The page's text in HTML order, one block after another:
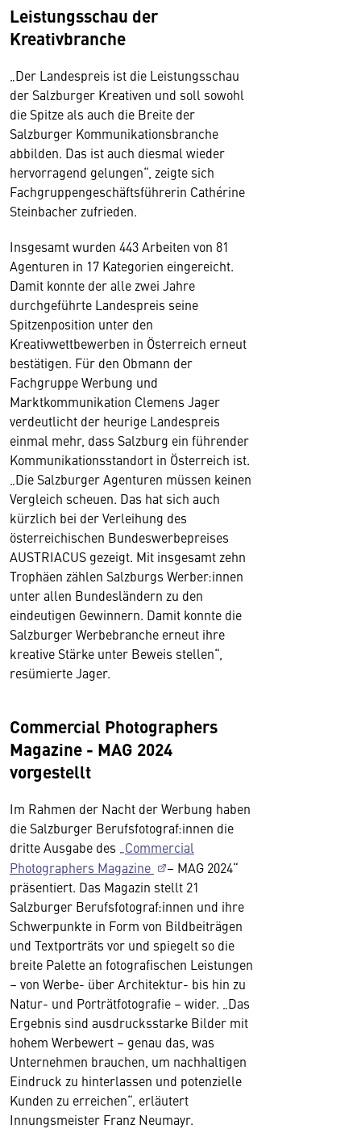
Leistungsschau der
Kreativbranche
„Der Landespreis ist die Leistungsschau
der Salzburger Kreativen und soll sowohl
die Spitze als auch die Breite der
Salzburger Kommunikationsbranche
abbilden. Das ist auch diesmal wieder
hervorragend gelungen“, zeigte sich
Fachgruppengeschäftsführerin Cathérine
Steinbacher zufrieden.
Insgesamt wurden 443 Arbeiten von 81
Agenturen in 17 Kategorien eingereicht.
Damit konnte der alle zwei Jahre
durchgeführte Landespreis seine
Spitzenposition unter den
Kreativwettbewerben in Österreich erneut
bestätigen. Für den Obmann der
Fachgruppe Werbung und
Marktkommunikation Clemens Jager
verdeutlicht der heurige Landespreis
einmal mehr, dass Salzburg ein führender
Kommunikationsstandort in Österreich ist.
„Die Salzburger Agenturen müssen keinen
Vergleich scheuen. Das hat sich auch
kürzlich bei der Verleihung des
österreichischen Bundeswerbepreises
AUSTRIACUS gezeigt. Mit insgesamt zehn
Trophäen zählen Salzburgs Werber:innen
unter allen Bundesländern zu den
eindeutigen Gewinnern. Damit konnte die
Salzburger Werbebranche erneut ihre
kreative Stärke unter Beweis stellen“,
resümierte Jager.
Commercial Photographers
Magazine - MAG 2024
vorgestellt
Im Rahmen der Nacht der Werbung haben
die Salzburger Berufsfotograf:innen die
dritte Ausgabe des „ Commercial
Photographers Magazine
– MAG 2024“
präsentiert. Das Magazin stellt 21
Salzburger Berufsfotograf:innen und ihre
Schwerpunkte in Form von Bildbeiträgen
und Textporträts vor und spiegelt so die
breite Palette an fotografischen Leistungen
– von Werbe- über Architektur- bis hin zu
Natur- und Porträtfotografie – wider. „Das
Ergebnis sind ausdrucksstarke Bilder mit
hohem Werbewert – genau das, was
Unternehmen brauchen, um nachhaltigen
Eindruck zu hinterlassen und potenzielle
Kunden zu erreichen“, erläutert
Innungsmeister Franz Neumayr.